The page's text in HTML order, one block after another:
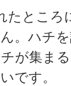
たところ
。ハチ
が集ま
です。